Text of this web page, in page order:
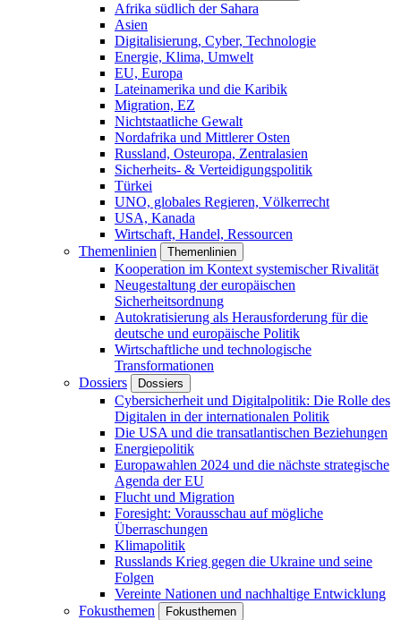
Afrika südlich der Sahara
Asien
Digitalisierung, Cyber, Technologie
Energie, Klima, Umwelt
EU, Europa
Lateinamerika und die Karibik
Migration, EZ
Nichtstaatliche Gewalt
Nordafrika und Mittlerer Osten
Russland, Osteuropa, Zentralasien
Sicherheits- & Verteidigungspolitik
Türkei
UNO, globales Regieren, Völkerrecht
USA, Kanada
Wirtschaft, Handel, Ressourcen
Themenlinien
Themenlinien
Kooperation im Kontext systemischer Rivalität
Neugestaltung der europäischen
Sicherheitsordnung
Autokratisierung als Herausforderung für die
deutsche und europäische Politik
Wirtschaftliche und technologische
Transformationen
Dossiers
Dossiers
Cybersicherheit und Digitalpolitik: Die Rolle des
Digitalen in der internationalen Politik
Die USA und die transatlantischen Beziehungen
Energiepolitik
Europawahlen 2024 und die nächste strategische
Agenda der EU
Flucht und Migration
Foresight: Vorausschau auf mögliche
Überraschungen
Klimapolitik
Russlands Krieg gegen die Ukraine und seine
Folgen
Vereinte Nationen und nachhaltige Entwicklung
Fokusthemen
Fokusthemen